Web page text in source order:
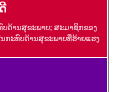
ດ້ານສຸຂະພາບ; ສະມາຊິກຂອງ
ະທົບດ້ານສຸຂະພາບທີ່ຮ້າຍແຮງ